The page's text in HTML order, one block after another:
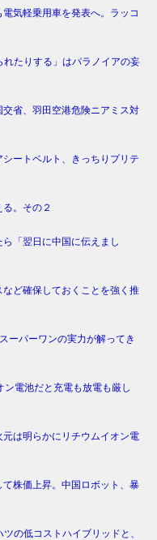
気軽乗用車を発表へ。ラッコ
れたりする」はパラノイアの妄
省、羽田空港危険ニアミス対
ートベルト、きっちりプリテ
。その２
「翌日に中国に伝えまし
ど確保しておくことを強く推
ーパーワンの実力が解ってき
電池だと充電も放電も厳し
は明らかにリチウムイオン電
株価上昇。中国ロボット、暴
の低コストハイブリッドと、